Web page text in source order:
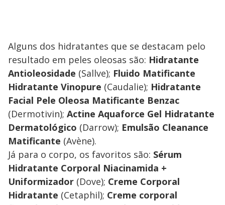
Alguns dos hidratantes que se destacam pelo
resultado em peles oleosas são: Hidratante
Antioleosidade (Sallve); Fluido Matificante
Hidratante Vinopure (Caudalie); Hidratante
Facial Pele Oleosa Matificante Benzac
(Dermotivin); Actine Aquaforce Gel Hidratante
Dermatológico (Darrow); Emulsão Cleanance
Matificante (Avène).
Já para o corpo, os favoritos são: Sérum
Hidratante Corporal Niacinamida +
Uniformizador (Dove); Creme Corporal
Hidratante (Cetaphil); Creme corporal